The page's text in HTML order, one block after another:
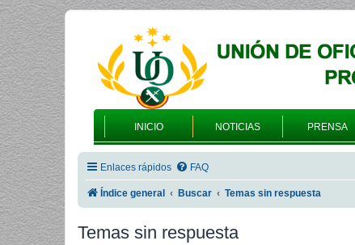
INICIO NOTICIAS PRENSA
Enlaces rápidos FAQ
Índice general Buscar Temas sin respuesta
Temas sin respuesta